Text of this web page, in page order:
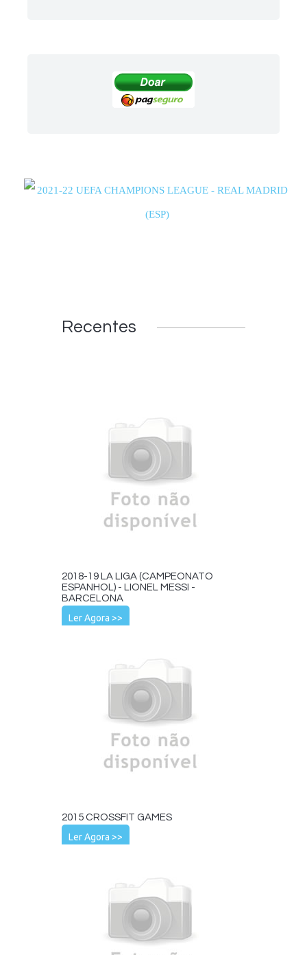
Recentes
2018-19 LA LIGA (CAMPEONATO
ESPANHOL) - LIONEL MESSI -
BARCELONA
Ler Agora >>
2015 CROSSFIT GAMES
Ler Agora >>